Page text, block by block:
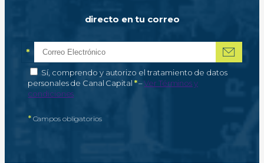
directo en tu correo
Correo electrónico
*Campo obligatorio
Autorización de tratamiento de datos personales
Sí, comprendo y autorizo el tratamiento de datos
personales de Canal Capital *–Campo obligatorio
Ver Términos y
condiciones
*Campos obligatorios